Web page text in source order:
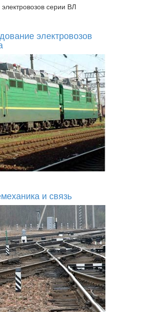
серии ВЛ
электровозов
и связь